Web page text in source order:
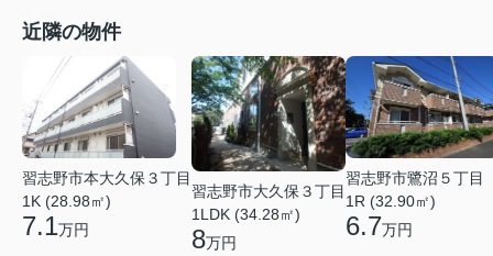
近隣の物件
習志野市本大久保３丁目
1K (28.98㎡)
7.1万円
習志野市大久保３丁目
1LDK (34.28㎡)
8万円
習志野市鷺沼５丁目
1R (32.90㎡)
6.7万円